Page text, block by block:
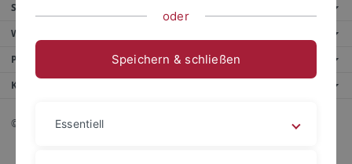
Service
Weitere Angebote
Portale
Kontaktinfo
© 2026 Eberhard Karls Universität Tübingen, Tübingen
oder
Speichern & schließen
Essentiell